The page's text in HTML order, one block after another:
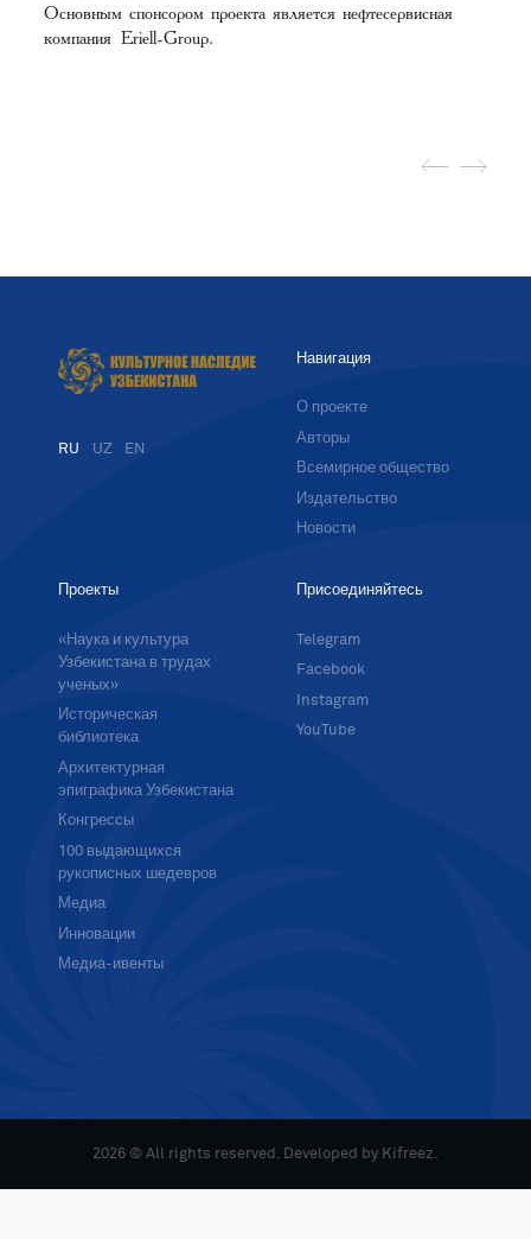
Основным спонсором проекта является нефтесервисная
компанияEriell-Group.
RU UZ EN
Навигация
О проекте
Авторы
Всемирное общество
Издательство
Новости
Проекты
«Наука и культура
Узбекистана в трудах
ученых»
Историческая
библиотека
Архитектурная
эпиграфика Узбекистана
Конгрессы
100 выдающихся
рукописных шедевров
Медиа
Инновации
Медиа-ивенты
Присоединяйтесь
Telegram
Facebook
Instagram
YouTube
2026 © All rights reserved. Developed by Kifreez.